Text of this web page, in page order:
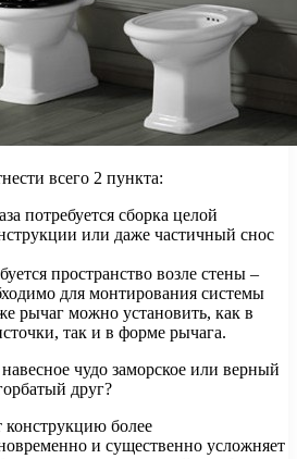
всего 2 пункта:
потребуется сборка целой
или даже частичный снос
пространство возле стены –
для монтирования системы
рычаг можно установить, как в
так и в форме рычага.
более
и существенно усложняет